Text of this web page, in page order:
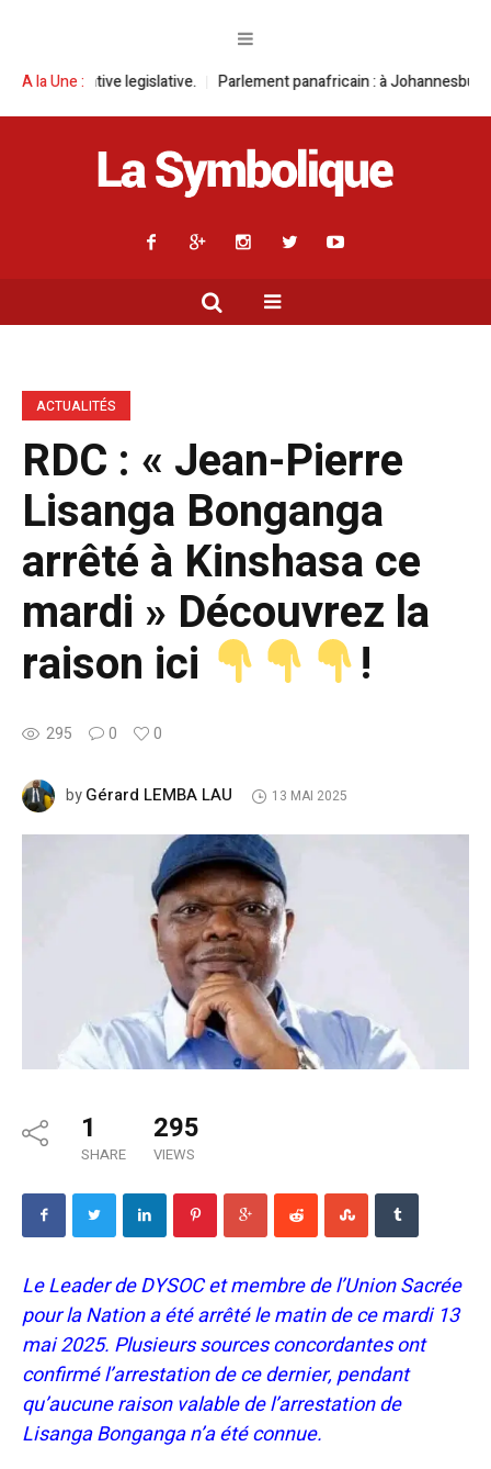
A la Une :
legislative. Parlement panafricain : à Johannesburg, Aimé Boji
ACTUALITÉS
RDC : « Jean-Pierre
Lisanga Bonganga
arrêté à Kinshasa ce
mardi » Découvrez la
raison ici !
295 0 0
byGérard LEMBA LAU 13 MAI 2025
1
SHARE
295
VIEWS
Le Leader de DYSOC et membre de l’Union Sacrée
pour la Nation a été arrêté le matin de ce mardi 13
mai 2025. Plusieurs sources concordantes ont
confirmé l’arrestation de ce dernier, pendant
qu’aucune raison valable de l’arrestation de
Lisanga Bonganga n’a été connue.